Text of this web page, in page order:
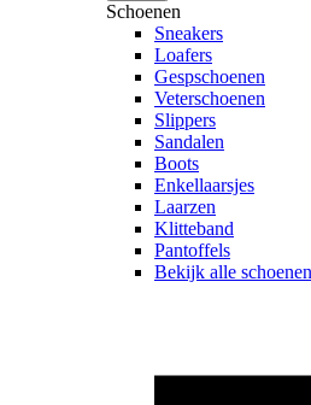
Schoenen
Sneakers
Loafers
Gespschoenen
Veterschoenen
Slippers
Sandalen
Boots
Enkellaarsjes
Laarzen
Klitteband
Pantoffels
Bekijk alle schoenen